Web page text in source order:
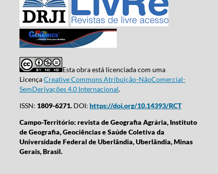
Esta obra está licenciada com uma
LicençaCreative Commons Atribuição-NãoComercial-
SemDerivações 4.0 Internacional.
ISSN: 1809-6271.DOI: https://doi.org/10.14393/RCT
Campo-Território: revista de Geografia Agrária, Instituto
de Geografia, Geociências e Saúde Coletiva da
Universidade Federal de Uberlândia, Uberlândia, Minas
Gerais, Brasil.